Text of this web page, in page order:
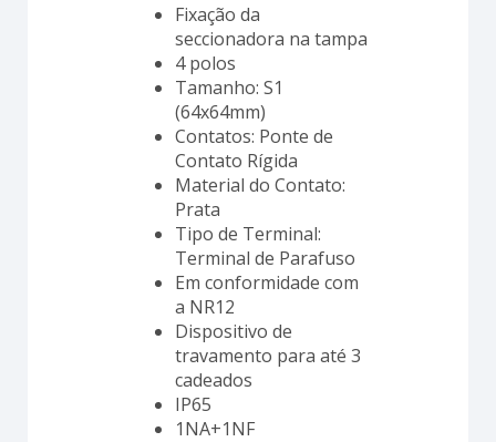
Fixação da
seccionadora na tampa
4 polos
Tamanho: S1
(64x64mm)
Contatos: Ponte de
Contato Rígida
Material do Contato:
Prata
Tipo de Terminal:
Terminal de Parafuso
Em conformidade com
a NR12
Dispositivo de
travamento para até 3
cadeados
IP65
1NA+1NF